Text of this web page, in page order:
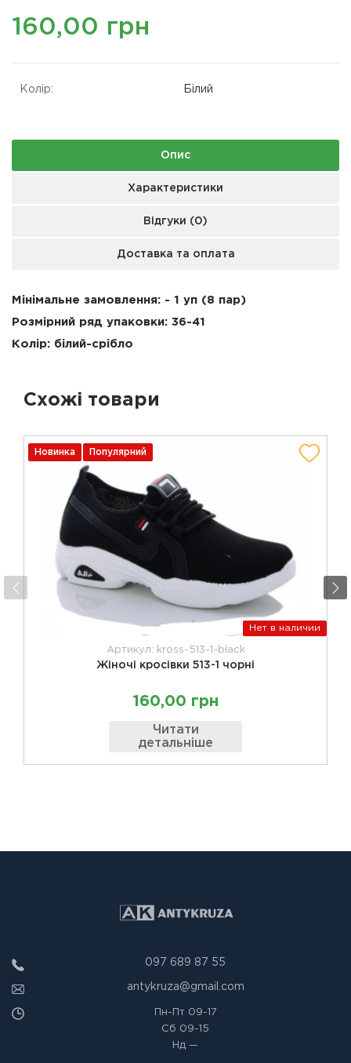
160,00 грн
Колір: Білий
Опис
Характеристики
Відгуки (0)
Доставка та оплата
Мінімальне замовлення: - 1 уп (8 пар)
Розмірний ряд упаковки: 36-41
Колір: білий-срібло
Схожі товари
Новинка Популярний
Нет в наличии
Артикул: kross-513-1-black
Жіночі кросівки 513-1 чорні
160,00 грн
Читати
детальніше
097 689 87 55
antykruza@gmail.com
Пн-Пт09-17
Сб 09-15
Нд —